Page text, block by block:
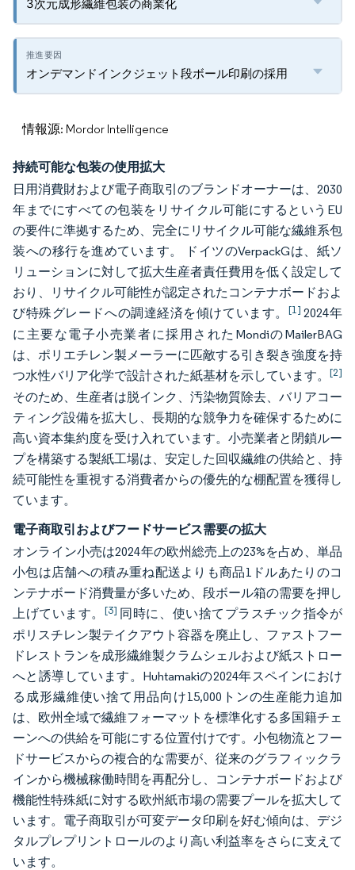
3次元成形繊維包装の商業化
オンデマンドインクジェット段ボール印刷の採用
情報源: Mordor Intelligence
持続可能な包装の使用拡大
日用消費財および電子商取引のブランドオーナーは、2030
年までにすべての包装をリサイクル可能にするというEU
の要件に準拠するため、完全にリサイクル可能な繊維系包
装への移行を進めています。
ドイツのVerpackGは、紙ソ
リューションに対して拡大生産者責任費用を低く設定して
おり、リサイクル可能性が認定されたコンテナボードおよ
び特殊グレードへの調達経済を傾けています。 [1] 2024年
に主要な電子小売業者に採用されたMondiのMailerBAG
は、ポリエチレン製メーラーに匹敵する引き裂き強度を持
つ水性バリア化学で設計された紙基材を示しています。 [2]
そのため、生産者は脱インク、汚染物質除去、バリアコー
ティング設備を拡大し、長期的な競争力を確保するために
高い資本集約度を受け入れています。小売業者と閉鎖ルー
プを構築する製紙工場は、安定した回収繊維の供給と、持
続可能性を重視する消費者からの優先的な棚配置を獲得し
ています。
電子商取引およびフードサービス需要の拡大
オンライン小売は2024年の欧州総売上の23%を占め、単品
小包は店舗への積み重ね配送よりも商品1ドルあたりのコ
ンテナボード消費量が多いため、段ボール箱の需要を押し
上げています。 [3] 同時に、使い捨てプラスチック指令が
ポリスチレン製テイクアウト容器を廃止し、ファストフー
ドレストランを成形繊維製クラムシェルおよび紙ストロー
へと誘導しています。Huhtamakiの2024年スペインにおけ
る成形繊維使い捨て用品向け15,000トンの生産能力追加
は、欧州全域で繊維フォーマットを標準化する多国籍チェ
ーンへの供給を可能にする位置付けです。小包物流とフー
ドサービスからの複合的な需要が、従来のグラフィックラ
インから機械稼働時間を再配分し、コンテナボードおよび
機能性特殊紙に対する欧州紙市場の需要プールを拡大して
います。電子商取引が可変データ印刷を好む傾向は、デジ
タルプレプリントロールのより高い利益率をさらに支えて
います。